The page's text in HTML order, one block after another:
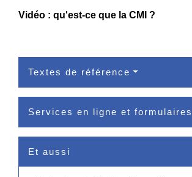
Vidéo : qu'est-ce que la CMI ?
Textes de référence
Services en ligne et formulaires
Et aussi